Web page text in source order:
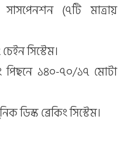
(৭টি মাত্রায়
সিস্টেম।
১৪০-৭০/১৭ মোটা
ডিস্ক ব্রেকিং সিস্টেম।